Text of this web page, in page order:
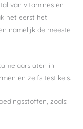
van vitamines en
het eerst het
namelijk de meeste
aten in
en zelfs testikels.
zoals: